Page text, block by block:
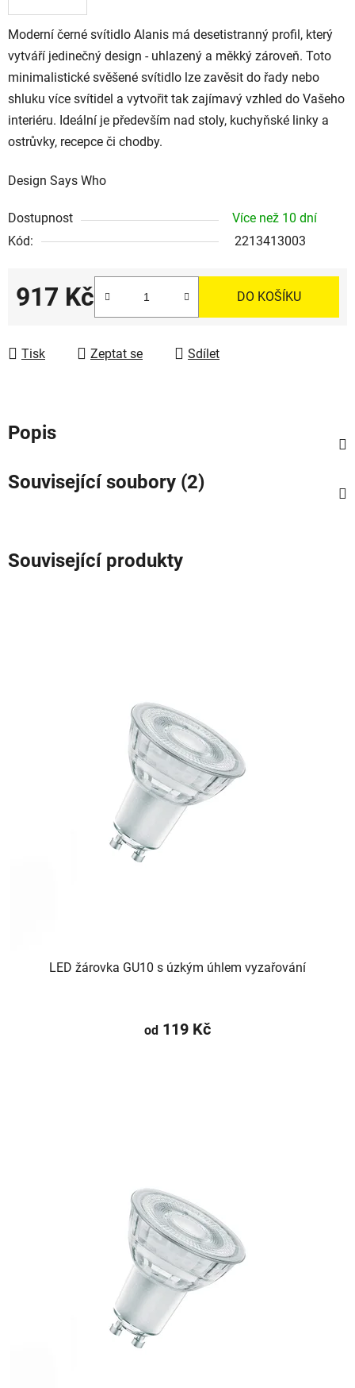
Moderní černé svítidlo Alanis má desetistranný profil, který
vytváří jedinečný design - uhlazený a měkký zároveň. Toto
minimalistické svěšené svítidlo lze zavěsit do řady nebo
shluku více svítidel a vytvořit tak zajímavý vzhled do Vašeho
interiéru. Ideální je především nad stoly, kuchyňské linky a
ostrůvky, recepce či chodby.
Design Says Who
Dostupnost
Více než 10 dní
Kód:
2213413003
917 Kč DO KOŠÍKU
Tisk Zeptat se Sdílet
Popis
Související soubory (2)
Související produkty
LED žárovka GU10 s úzkým úhlem vyzařování
od 119 Kč